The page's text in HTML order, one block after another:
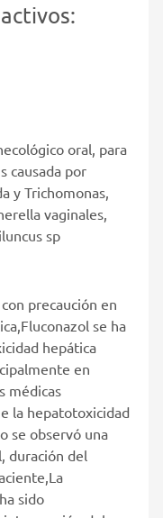
oral, para
causada por
y Trichomonas,
vaginales,
sp
precaución en
se ha
hepática
en
médicas
la hepatotoxicidad
se observó una
duración del
sido